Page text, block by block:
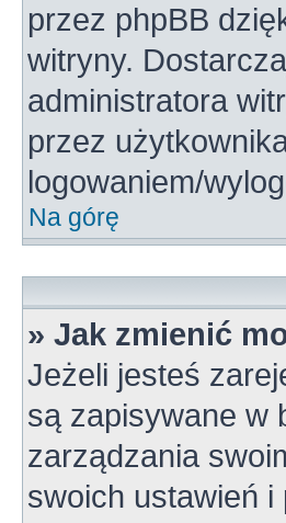
przez phpBB
witryny.
administratora
przez
logowaniem/
Na górę
» Jak zmienić
Jeżeli jesteś
są zapisywane w
zarządzania
swoich ustawień